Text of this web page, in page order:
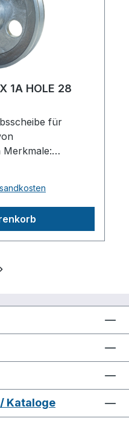
1A HOLE 28
für
Merkmale:
150 mm
28 mm
GmbH,
Kataloge